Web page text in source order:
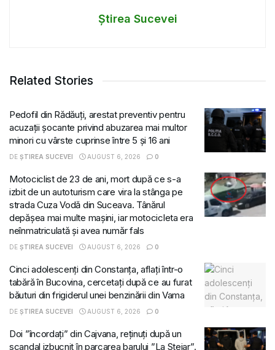
Știrea Sucevei
Related Stories
Pedofil din Rădăuți, arestat preventiv pentru
acuzații șocante privind abuzarea mai multor
minori cu vârste cuprinse între 5 și 16 ani
DE ȘTIREA SUCEVEI AUGUST 6, 2026 0
Motociclist de 23 de ani, mort după ce s-a
izbit de un autoturism care vira la stânga pe
strada Cuza Vodă din Suceava. Tânărul
depășea mai multe mașini, iar motocicleta era
neînmatriculată și avea număr fals
DE ȘTIREA SUCEVEI AUGUST 6, 2026 0
Cinci adolescenți din Constanța, aflați într-o
tabără în Bucovina, cercetați după ce au furat
băuturi din frigiderul unei benzinării din Vama
DE ȘTIREA SUCEVEI AUGUST 6, 2026 0
Doi ”încordați” din Cajvana, reținuți după un
scandal izbucnit în parcarea barului ”La Stejar”.